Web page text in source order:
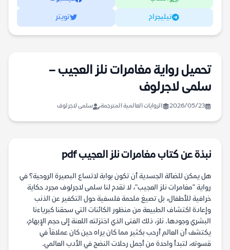
تيليجرام تويتر
تحميل رواية مغامرات نلز العجيب –
سلمى لاجرلوف
2026/05/23 الروايات العالمية المترجمة سلمى لاجرلوف
نبذة عن كتاب مغامرات نلز العجيب pdf
هل يمكن للضآلة الجسدية أن تكون بوابة لاتساع البصيرة الروحية؟ في
رواية "مغامرات نلز العجيب"، لا تقدم لنا سلمى لاجرلوف مجرد حكاية
خرافية للأطفال، بل تصيغ ملحمة فلسفية حول التكفير عن الذنب
وإعادة اكتشاف الطبيعة من منظور الكائنات التي سحقنا كبرياءنا
البشري وجودها. نلز، ذلك الفتى الذي اختزلته اللعنة إلى حجم الإبهام،
يكتشف أن العالم أرحب بكثير مما كان يراه حين كان عملاقاً في
قسوته، لتبدأ واحدة من أجمل رحلات النضج في الأدب العالمي.